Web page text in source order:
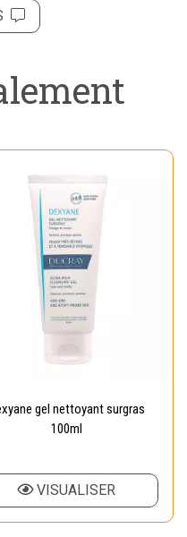
gel nettoyant surgras
100ml
VISUALISER